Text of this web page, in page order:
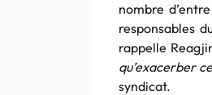
nombre
responsables
rappelle
qu’exacerber
syndicat.